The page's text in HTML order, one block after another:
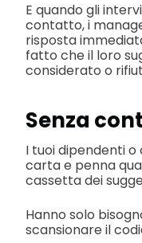
E quando gli
contatto, i
risposta
fatto che il loro
considerato o
Senza
I tuoi dipendenti
carta e penna
cassetta dei
Hanno solo
scansionare il